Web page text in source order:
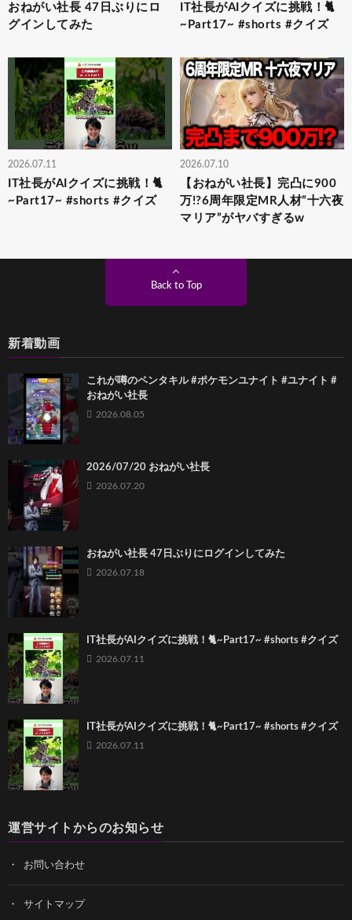
おねがい社長 47日ぶりにロ
グインしてみた
IT社長がAIクイズに挑戦！🐈
~Part17~ #shorts #クイズ
2026.07.11
IT社長がAIクイズに挑戦！🐈
~Part17~ #shorts #クイズ
2026.07.10
【おねがい社長】完凸に900
万!?6周年限定MR人材”十六夜
マリア”がヤバすぎるw
Back to Top
新着動画
これが噂のペンタキル #ポケモンユナイト #ユナイト #
おねがい社長
2026.08.05
2026/07/20 おねがい社長
2026.07.20
おねがい社長 47日ぶりにログインしてみた
2026.07.18
IT社長がAIクイズに挑戦！🐈~Part17~ #shorts #クイズ
2026.07.11
IT社長がAIクイズに挑戦！🐈~Part17~ #shorts #クイズ
2026.07.11
運営サイトからのお知らせ
お問い合わせ
サイトマップ